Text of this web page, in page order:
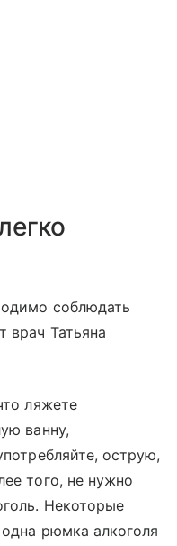
соблюдать
врач Татьяна
ляжете
ванну,
острую,
того, не нужно
Некоторые
рюмка алкоголя